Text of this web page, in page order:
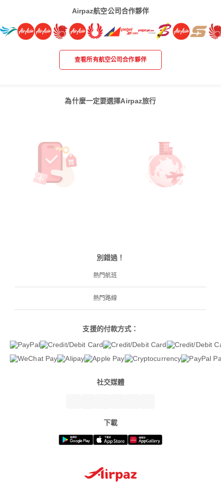
Airpaz航空公司合作夥伴
查看所有航空公司合作夥伴
為什麼一定要選擇Airpaz旅行
別錯過！
熱門航班
熱門路線
支援的付款方式：
社交媒體
下載